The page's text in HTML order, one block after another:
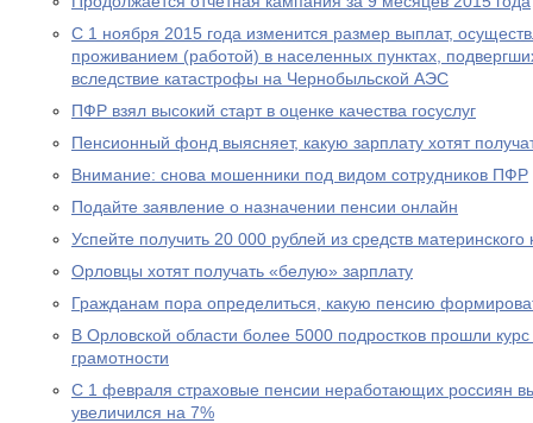
С 1 ноября 2015 года изменится размер выплат,
проживанием (работой) в населенных пунктах,
вследствие катастрофы на Чернобыльской АЭС
ПФР взял высокий старт в оценке качества госуслуг
Пенсионный фонд выясняет, какую зарплату хотят
Внимание: снова мошенники под видом сотрудников ПФР
Подайте заявление о назначении пенсии онлайн
Успейте получить 20 000 рублей из средств материнского
Орловцы хотят получать «белую» зарплату
Гражданам пора определиться, какую пенсию
В Орловской области более 5000 подростков прошли
грамотности
С 1 февраля страховые пенсии неработающих россиян
увеличился на 7%